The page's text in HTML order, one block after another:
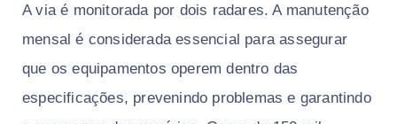
A via é monitorada por dois radares. A manutenção
mensal é considerada essencial para assegurar
que os equipamentos operem dentro das
especificações, prevenindo problemas e garantindo